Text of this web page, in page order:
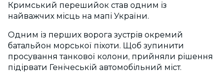
Кримський перешийок став одним із
найважчих місць на мапі України.
Одним із перших ворога зустрів окремий
батальйон морської піхоти. Щоб зупинити
просування танкової колони, прийняли рішення
підірвати Генічеській автомобільний міст.